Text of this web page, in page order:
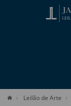
Leilão de Arte